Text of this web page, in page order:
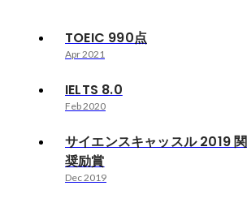
TOEIC 990点
Apr 2021
IELTS 8.0
Feb 2020
サイエンスキャッスル 2019
奨励賞
Dec 2019